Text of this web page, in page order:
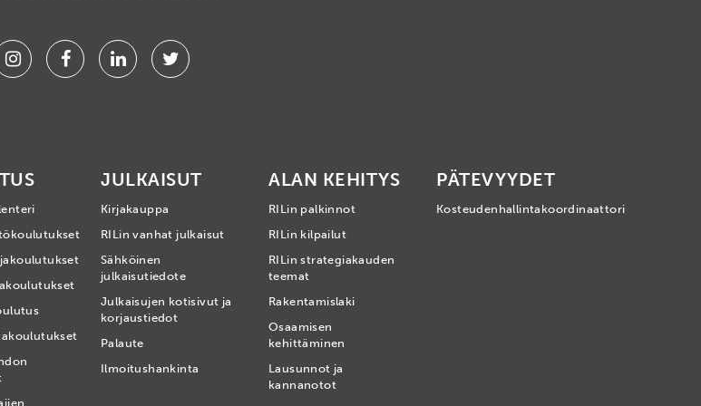
InstagramFacebookLinkedinTwitter
JULKAISUT
Kirjakauppa
RILin vanhat julkaisut
Sähköinen
julkaisutiedote
Julkaisujen kotisivut ja
korjaustiedot
Palaute
Ilmoitushankinta
ALAN KEHITYS
RILin palkinnot
RILin kilpailut
RILin strategiakauden
teemat
Rakentamislaki
Osaamisen
kehittäminen
Lausunnot ja
kannanotot
PÄTEVYYDET
Kosteudenhallintakoordinaattori